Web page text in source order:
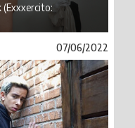
(Exxxercito:
07/06/2022